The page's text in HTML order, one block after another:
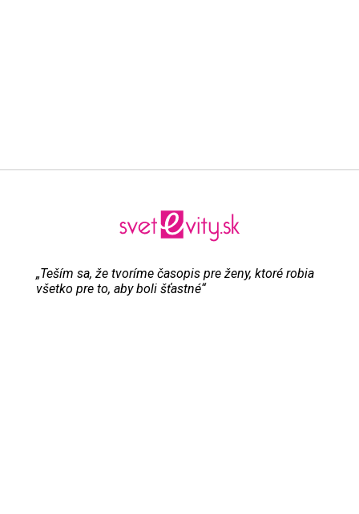
„Teším sa, že tvoríme časopis pre ženy, ktoré robia
všetko pre to, aby boli šťastné“